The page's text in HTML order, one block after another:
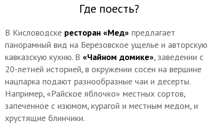
Где поесть?
В Кисловодске ресторан «Мед» предлагает
панорамный вид на Березовское ущелье и авторскую
кавказскую кухню. В «Чайном домике», заведении с
20-летней историей, в окружении сосен на вершине
нацпарка подают разнообразные чаи и десерты.
Например, «Райское яблочко» местных сортов,
запеченное с изюмом, курагой и местным медом, и
хрустящие блинчики.